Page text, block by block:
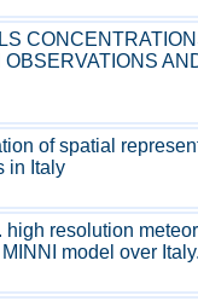
OBSERVATIONS
of spatial
in Italy
high resolution
model over